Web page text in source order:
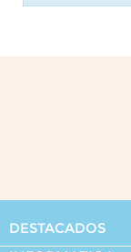
DESTACADOS